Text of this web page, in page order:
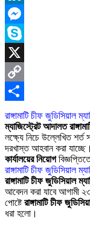
LinkedIn
Messenger
Skype
X
Copy
Link
Share
রাঙ্গামাটি চীফ জুডিসিয়াল
ম্যাজিস্ট্রেট আদালত
লক্ষ্যে নিচে উল্লেখিত শর্ত
দরখাস্ত আহবান করা
কার্যালয়ের নিয়োগ
রাঙ্গামাটি চীফ জুডিসিয়াল
রাঙ্গামাটি চীফ জুডিসিয়াল
আবেদন করা যাবে আগামী
পোষ্টেরাঙ্গামাটি চীফ
ধরা হলো।